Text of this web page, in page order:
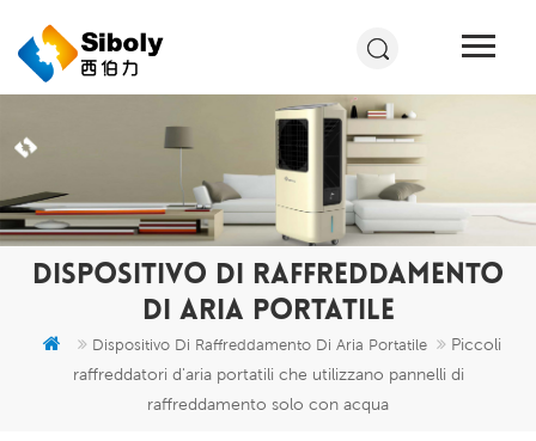
DISPOSITIVO DI RAFFREDDAMENTO
DI ARIA PORTATILE
Dispositivo Di Raffreddamento Di Aria Portatile
Piccoli
raffreddatori d'aria portatili che utilizzano pannelli di
raffreddamento solo con acqua